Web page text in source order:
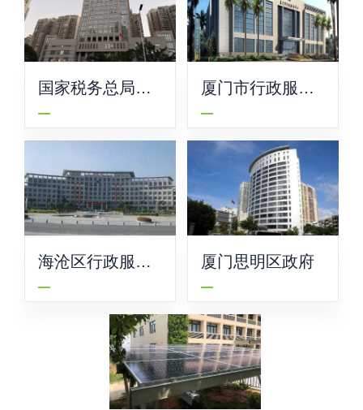
国家税务总局厦
门市税务局
厦门市行政服务
中心
海沧区行政服务
中心
厦门思明区政府